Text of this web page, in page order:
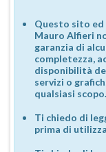
Questo sito ed
Mauro Alfieri
garanzia di
completezza,
disponibilità
servizi o
qualsiasi scopo.
Ti chiedo di
prima di